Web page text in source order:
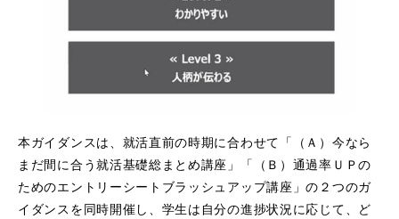
本ガイダンスは、就活直前の時期に合わせて「（Ａ）今なら
まだ間に合う就活基礎総まとめ講座」「（Ｂ）通過率ＵＰの
ためのエントリーシートブラッシュアップ講座」の２つのガ
イダンスを同時開催し、学生は自分の進捗状況に応じて、ど